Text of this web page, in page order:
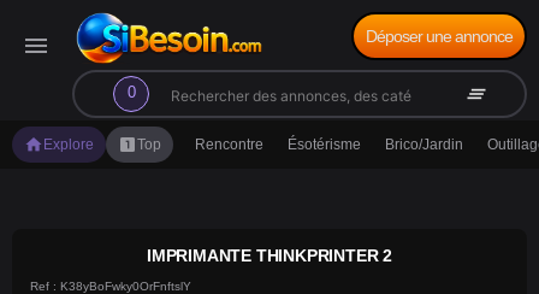
menu
0
search clear_all
Déposer une annonce
home Explore looks_oneTop Rencontre Ésotérisme Brico/Jardin
IMPRIMANTE THINKPRINTER 2
Ref : K38yBoFwky0OrFnftslY